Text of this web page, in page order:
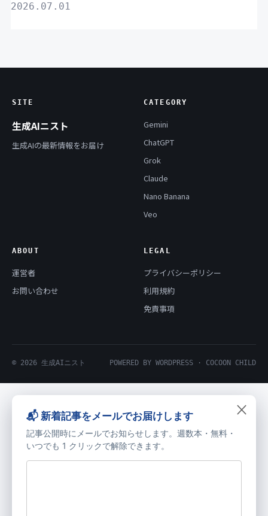
2026.07.01
SITE
生成AIニスト
生成AIの最新情報をお届け
CATEGORY
Gemini
ChatGPT
Grok
Claude
Nano Banana
Veo
ABOUT
運営者
お問い合わせ
LEGAL
プライバシーポリシー
利用規約
免責事項
© 2026 生成AIニスト POWERED BY WORDPRESS · COCOON CHILD
×
📬 新着記事をメールでお届けします
記事公開時にメールでお知らせします。週数本・無料・
いつでも 1 クリックで解除できます。